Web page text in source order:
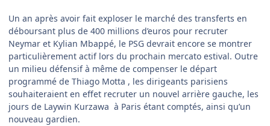
Un an après avoir fait exploser le marché des transferts en
déboursant plus de 400 millions d’euros pour recruter
Neymar et Kylian Mbappé, le PSG devrait encore se montrer
particulièrement actif lors du prochain mercato estival. Outre
un milieu défensif à même de compenser le départ
programmé de Thiago Motta , les dirigeants parisiens
souhaiteraient en effet recruter un nouvel arrière gauche, les
jours de Laywin Kurzawa à Paris étant comptés, ainsi qu’un
nouveau gardien.